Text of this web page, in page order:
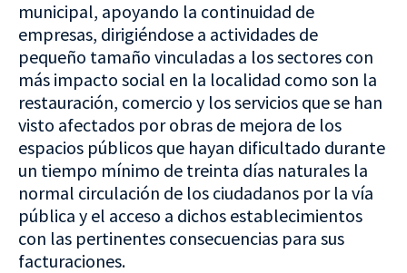
municipal, apoyando la continuidad de
empresas, dirigiéndose a actividades de
pequeño tamaño vinculadas a los sectores con
más impacto social en la localidad como son la
restauración, comercio y los servicios que se han
visto afectados por obras de mejora de los
espacios públicos que hayan dificultado durante
un tiempo mínimo de treinta días naturales la
normal circulación de los ciudadanos por la vía
pública y el acceso a dichos establecimientos
con las pertinentes consecuencias para sus
facturaciones.